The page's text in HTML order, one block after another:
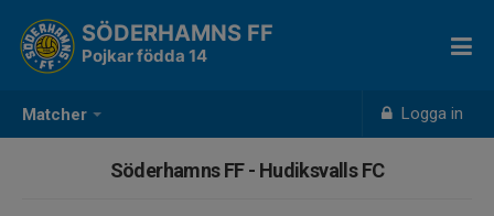
Matcher Logga in
SÖDERHAMNS FF
Pojkar födda 14
Söderhamns FF - Hudiksvalls FC